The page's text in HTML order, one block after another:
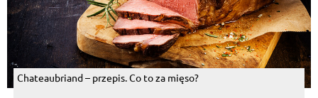
Chateaubriand – przepis. Co to za mięso?